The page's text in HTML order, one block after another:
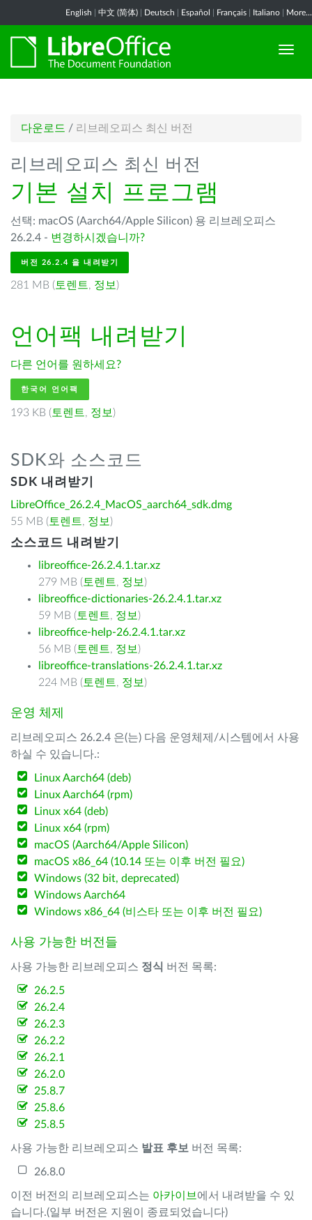
English 中文 (简体) Deutsch Español Français Italiano More...
다운로드 / 리브레오피스 최신 버전
리브레오피스 최신 버전
기본 설치 프로그램
선택: macOS (Aarch64/Apple Silicon) 용 리브레오피스
26.2.4 - 변경하시겠습니까?
버전 26.2.4 을 내려받기
281 MB ( 토렌트, 정보 )
언어팩 내려받기
다른 언어를 원하세요?
한국어 언어팩
193 KB ( 토렌트, 정보 )
SDK와 소스코드
SDK 내려받기
LibreOffice_26.2.4_MacOS_aarch64_sdk.dmg
55 MB ( 토렌트, 정보 )
소스코드 내려받기
libreoffice-26.2.4.1.tar.xz
279 MB ( 토렌트, 정보 )
libreoffice-dictionaries-26.2.4.1.tar.xz
59 MB ( 토렌트, 정보 )
libreoffice-help-26.2.4.1.tar.xz
56 MB ( 토렌트, 정보 )
libreoffice-translations-26.2.4.1.tar.xz
224 MB ( 토렌트, 정보 )
운영 체제
리브레오피스 26.2.4 은(는) 다음 운영체제/시스템에서 사용
하실 수 있습니다.:
Linux Aarch64 (deb)
Linux Aarch64 (rpm)
Linux x64 (deb)
Linux x64 (rpm)
macOS (Aarch64/Apple Silicon)
macOS x86_64 (10.14 또는 이후 버전 필요)
Windows (32 bit, deprecated)
Windows Aarch64
Windows x86_64 (비스타 또는 이후 버전 필요)
사용 가능한 버전들
사용 가능한 리브레오피스 정식 버전 목록:
26.2.5
26.2.4
26.2.3
26.2.2
26.2.1
26.2.0
25.8.7
25.8.6
25.8.5
사용 가능한 리브레오피스 발표 후보 버전 목록:
26.8.0
이전 버전의 리브레오피스는 아카이브 에서 내려받을 수 있
습니다.(일부 버전은 지원이 종료되었습니다)